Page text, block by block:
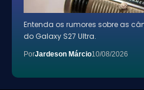
Entenda os rumores sobre as
do Galaxy S27 Ultra.
PorJardeson Márcio10/08/2026